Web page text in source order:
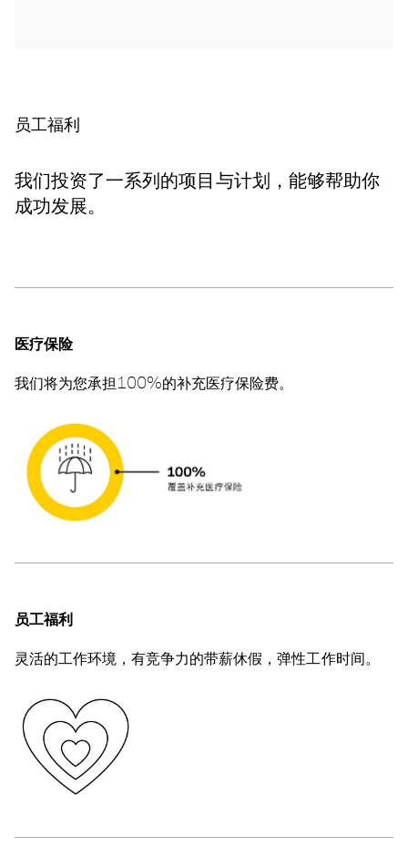
员工福利
我们投资了一系列的项目与计划，能够帮助你
成功发展。
医疗保险
我们将为您承担100%的补充医疗保险费。
员工福利
灵活的工作环境，有竞争力的带薪休假，弹性工作时间。